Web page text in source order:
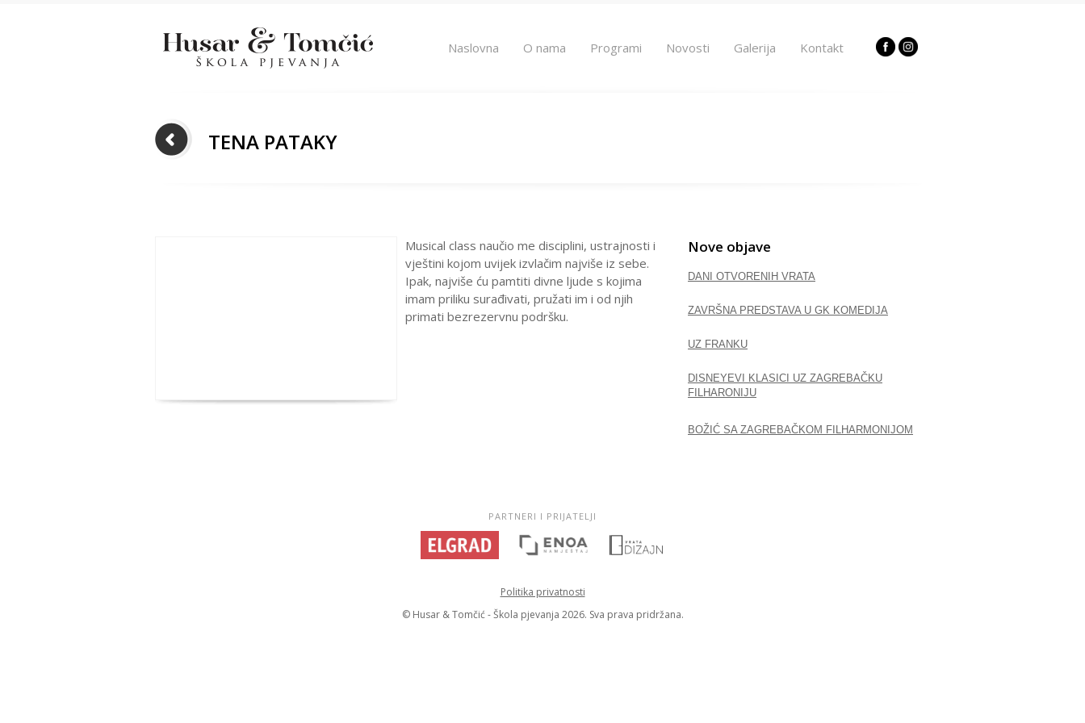
Naslovna O nama Programi Novosti Galerija Kontakt
TENA PATAKY
Musical class naučio me disciplini, ustrajnosti i
vještini kojom uvijek izvlačim najviše iz sebe.
Ipak, najviše ću pamtiti divne ljude s kojima
imam priliku surađivati, pružati im i od njih
primati bezrezervnu podršku.
Nove objave
DANI OTVORENIH VRATA
ZAVRŠNA PREDSTAVA U GK KOMEDIJA
UZ FRANKU
DISNEYEVI KLASICI UZ ZAGREBAČKU
FILHARONIJU
BOŽIĆ SA ZAGREBAČKOM FILHARMONIJOM
PARTNERI I PRIJATELJI
Politika privatnosti
© Husar & Tomčić - Škola pjevanja 2026. Sva prava pridržana.